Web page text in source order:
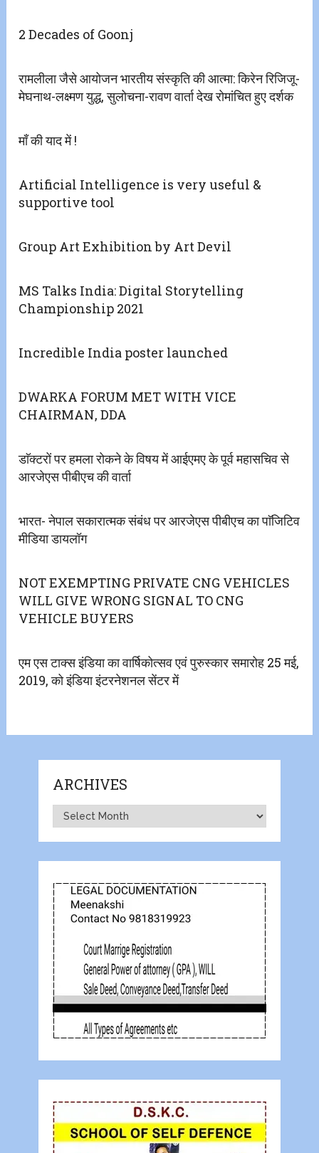
2 Decades of Goonj
रामलीला जैसे आयोजन भारतीय संस्कृति की आत्मा: किरेन रिजिजू-
मेघनाथ-लक्ष्मण युद्ध, सुलोचना-रावण वार्ता देख रोमांचित हुए दर्शक
माँ की याद में !
Artificial Intelligence is very useful &
supportive tool
Group Art Exhibition by Art Devil
MS Talks India: Digital Storytelling
Championship 2021
Incredible India poster launched
DWARKA FORUM MET WITH VICE
CHAIRMAN, DDA
डाॅक्टरों पर हमला रोकने के विषय में आईएमए के पूर्व महासचिव से
आरजेएस पीबीएच की वार्ता
भारत- नेपाल सकारात्मक संबंध पर आरजेएस पीबीएच का पाॅजिटिव
मीडिया डायलॉग
NOT EXEMPTING PRIVATE CNG VEHICLES
WILL GIVE WRONG SIGNAL TO CNG
VEHICLE BUYERS
एम एस टाक्स इंडिया का वार्षिकोत्सव एवं पुरुस्कार समारोह 25 मई,
2019, को इंडिया इंटरनेशनल सेंटर में
ARCHIVES
Archives